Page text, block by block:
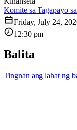
Komite sa Tagapayo
Friday, July 24,
12:30 pm
Balita
Tingnan ang lahat ng